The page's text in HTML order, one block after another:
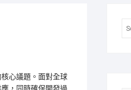
心議題。面對全球